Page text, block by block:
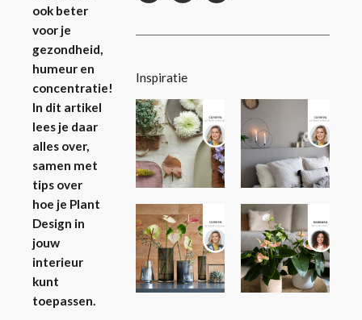
ook beter
voor je
gezondheid,
humeur en
concentratie!
In dit artikel
lees je daar
alles over,
samen met
tips over
hoe je Plant
Design in
jouw
interieur
kunt
toepassen.
Inspiratie